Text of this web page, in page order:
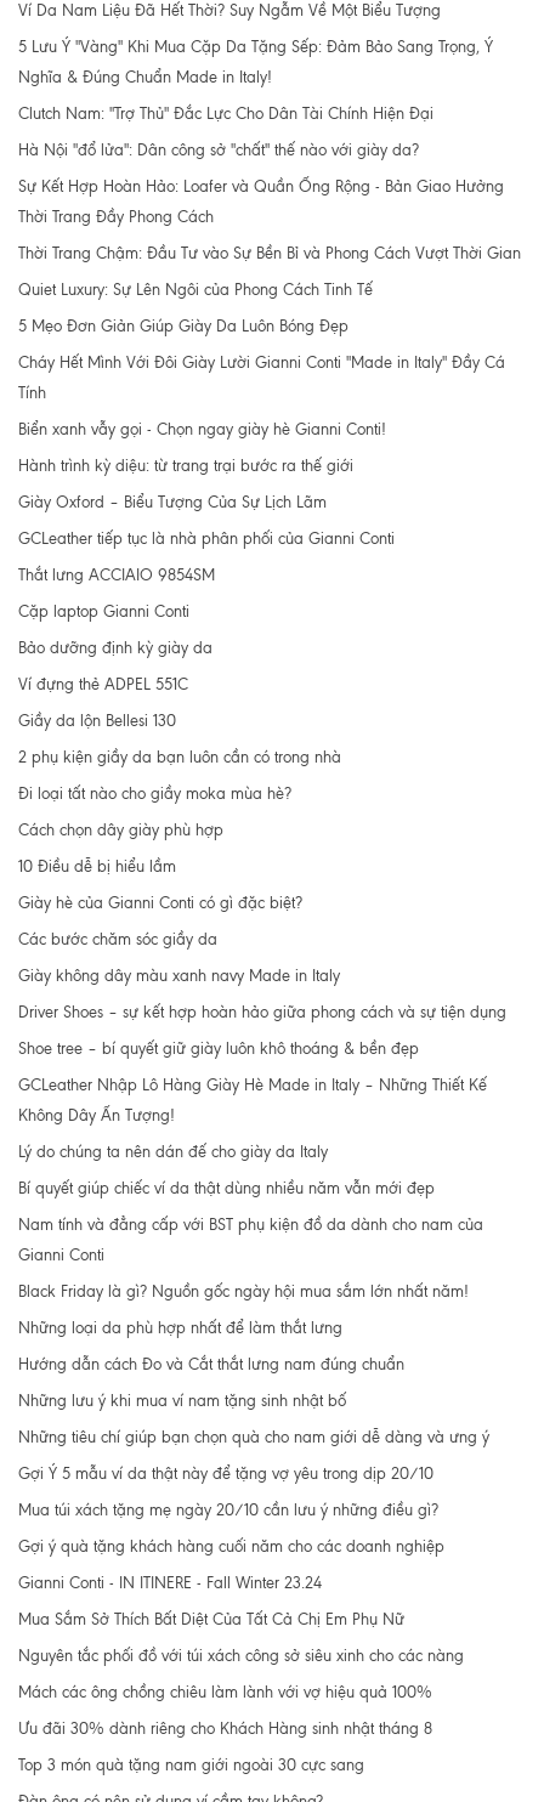
Ví Da Nam Liệu Đã Hết Thời? Suy Ngẫm Về Một Biểu Tượng
5 Lưu Ý "Vàng" Khi Mua Cặp Da Tặng Sếp: Đảm Bảo Sang Trọng, Ý
Nghĩa & Đúng Chuẩn Made in Italy!
Clutch Nam: "Trợ Thủ" Đắc Lực Cho Dân Tài Chính Hiện Đại
Hà Nội "đổ lửa": Dân công sở "chất" thế nào với giày da?
Sự Kết Hợp Hoàn Hảo: Loafer và Quần Ống Rộng - Bản Giao Hưởng
Thời Trang Đầy Phong Cách
Thời Trang Chậm: Đầu Tư vào Sự Bền Bỉ và Phong Cách Vượt Thời Gian
Quiet Luxury: Sự Lên Ngôi của Phong Cách Tinh Tế
5 Mẹo Đơn Giản Giúp Giày Da Luôn Bóng Đẹp
Cháy Hết Mình Với Đôi Giày Lười Gianni Conti "Made in Italy" Đầy Cá
Tính
Biển xanh vẫy gọi - Chọn ngay giày hè Gianni Conti!
Hành trình kỳ diệu: từ trang trại bước ra thế giới
Giày Oxford – Biểu Tượng Của Sự Lịch Lãm
GCLeather tiếp tục là nhà phân phối của Gianni Conti
Thắt lưng ACCIAIO 9854SM
Cặp laptop Gianni Conti
Bảo dưỡng định kỳ giày da
Ví đựng thẻ ADPEL 551C
Giầy da lộn Bellesi 130
2 phụ kiện giầy da bạn luôn cần có trong nhà
Đi loại tất nào cho giầy moka mùa hè?
Cách chọn dây giày phù hợp
10 Điều dễ bị hiểu lầm
Giày hè của Gianni Conti có gì đặc biệt?
Các bước chăm sóc giầy da
Giày không dây màu xanh navy Made in Italy
Driver Shoes – sự kết hợp hoàn hảo giữa phong cách và sự tiện dụng
Shoe tree – bí quyết giữ giày luôn khô thoáng & bền đẹp
GCLeather Nhập Lô Hàng Giày Hè Made in Italy – Những Thiết Kế
Không Dây Ấn Tượng!
Lý do chúng ta nên dán đế cho giày da Italy
Bí quyết giúp chiếc ví da thật dùng nhiều năm vẫn mới đẹp
Nam tính và đẳng cấp với BST phụ kiện đồ da dành cho nam của
Gianni Conti
Black Friday là gì? Nguồn gốc ngày hội mua sắm lớn nhất năm!
Những loại da phù hợp nhất để làm thắt lưng
Hướng dẫn cách Đo và Cắt thắt lưng nam đúng chuẩn
Những lưu ý khi mua ví nam tặng sinh nhật bố
Những tiêu chí giúp bạn chọn quà cho nam giới dễ dàng và ưng ý
Gợi Ý 5 mẫu ví da thật này để tặng vợ yêu trong dịp 20/10
Mua túi xách tặng mẹ ngày 20/10 cần lưu ý những điều gì?
Gợi ý quà tặng khách hàng cuối năm cho các doanh nghiệp
Gianni Conti - IN ITINERE - Fall Winter 23.24
Mua Sắm Sở Thích Bất Diệt Của Tất Cả Chị Em Phụ Nữ
Nguyên tắc phối đồ với túi xách công sở siêu xinh cho các nàng
Mách các ông chồng chiêu làm lành với vợ hiệu quả 100%
Ưu đãi 30% dành riêng cho Khách Hàng sinh nhật tháng 8
Top 3 món quà tặng nam giới ngoài 30 cực sang